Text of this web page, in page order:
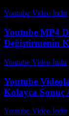
Youtube Video İndir-
Youtube MP4
Değiştirmenin
Youtube Video İndir-
Youtube
Kolayca Sonuç
Youtube Video İndir-